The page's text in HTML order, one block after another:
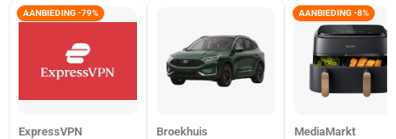
AANBIEDING -79%
ExpressVPN Broekhuis
AANBIEDING -8%
MediaMarkt